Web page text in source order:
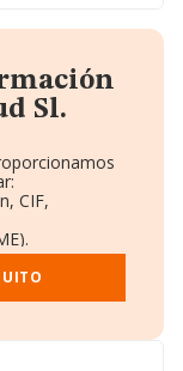
Sl.
CIF,